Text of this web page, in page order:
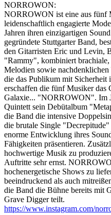
NORROWON:
NORROWON ist eine aus fünf
leidenschaftlich engagierte
Jahren ihren einzigartigen
gegründete Stuttgarter Band,
den Gitarristen Eric und Levin,
"Rammy", kombiniert
Melodien sowie nachdenklichen
die das Publikum mit Sicherheit
erschaffen die fünf Musiker das
Galaxie... "NORROWON". Im
Quintett sein Debütalbum
die Band die intensive
die brutale Single
enorme Entwicklung ihres
Fähigkeiten präsentieren.
hochwertige Musik zu
Auftritte sehr ernst.
hochenergetische Shows zu
beeindruckend als auch
die Band die Bühne bereits mit
Grave Digger teilt.
https://www.instagram.com/